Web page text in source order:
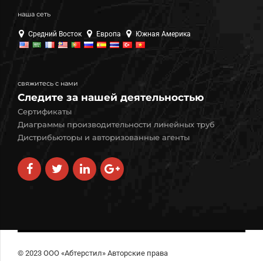
наша сеть
Средний Восток Европа Южная Америка
свяжитесь с нами
Следите за нашей деятельностью
Сертификаты
Диаграммы производительности линейных труб
Дистрибьюторы и авторизованные агенты
© 2023 ООО «Абтерстил» Авторские права